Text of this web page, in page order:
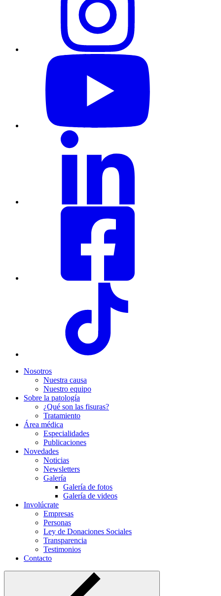
Nosotros
Nuestra causa
Nuestro equipo
Sobre la patología
¿Qué son las fisuras?
Tratamiento
Área médica
Especialidades
Publicaciones
Novedades
Noticias
Newsletters
Galería
Galería de fotos
Galería de videos
Involúcrate
Empresas
Personas
Ley de Donaciones Sociales
Transparencia
Testimonios
Contacto